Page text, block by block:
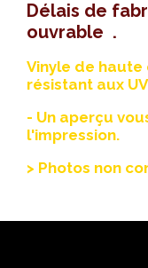
Délais de
ouvrable .
Vinyle de
résistant aux
- Un aperçu
l'impression.
> Photos non